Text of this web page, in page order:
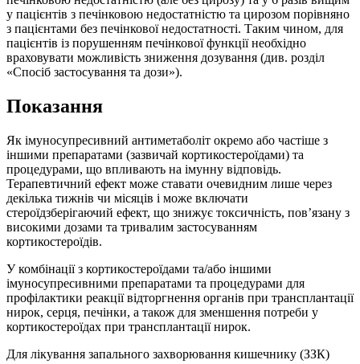
у пацієнтів з печінковою недостатністю та цирозом порівняно
з пацієнтами без печінкової недостатності. Таким чином, для
пацієнтів із порушенням печінкової функції необхідно
враховувати можливість зниження дозування (див. розділ
«Спосіб застосування та дози»).
Показання
Як імуносупресивний антиметаболіт окремо або частіше з
іншими препаратами (зазвичай кортикостероїдами) та
процедурами, що впливають на імунну відповідь.
Терапевтичний ефект може ставати очевидним лише через
декілька тижнів чи місяців і може включати
стероїдзберігаючий ефект, що знижує токсичність, пов’язану з
високими дозами та тривалим застосуванням
кортикостероїдів.
У комбінації з кортикостероїдами та/або іншими
імуносупресивними препаратами та процедурами для
профілактики реакції відторгнення органів при трансплантації
нирок, серця, печінки, а також для зменшення потреби у
кортикостероїдах при трансплантації нирок.
Для лікування запального захворювання кишечнику (ЗЗК)